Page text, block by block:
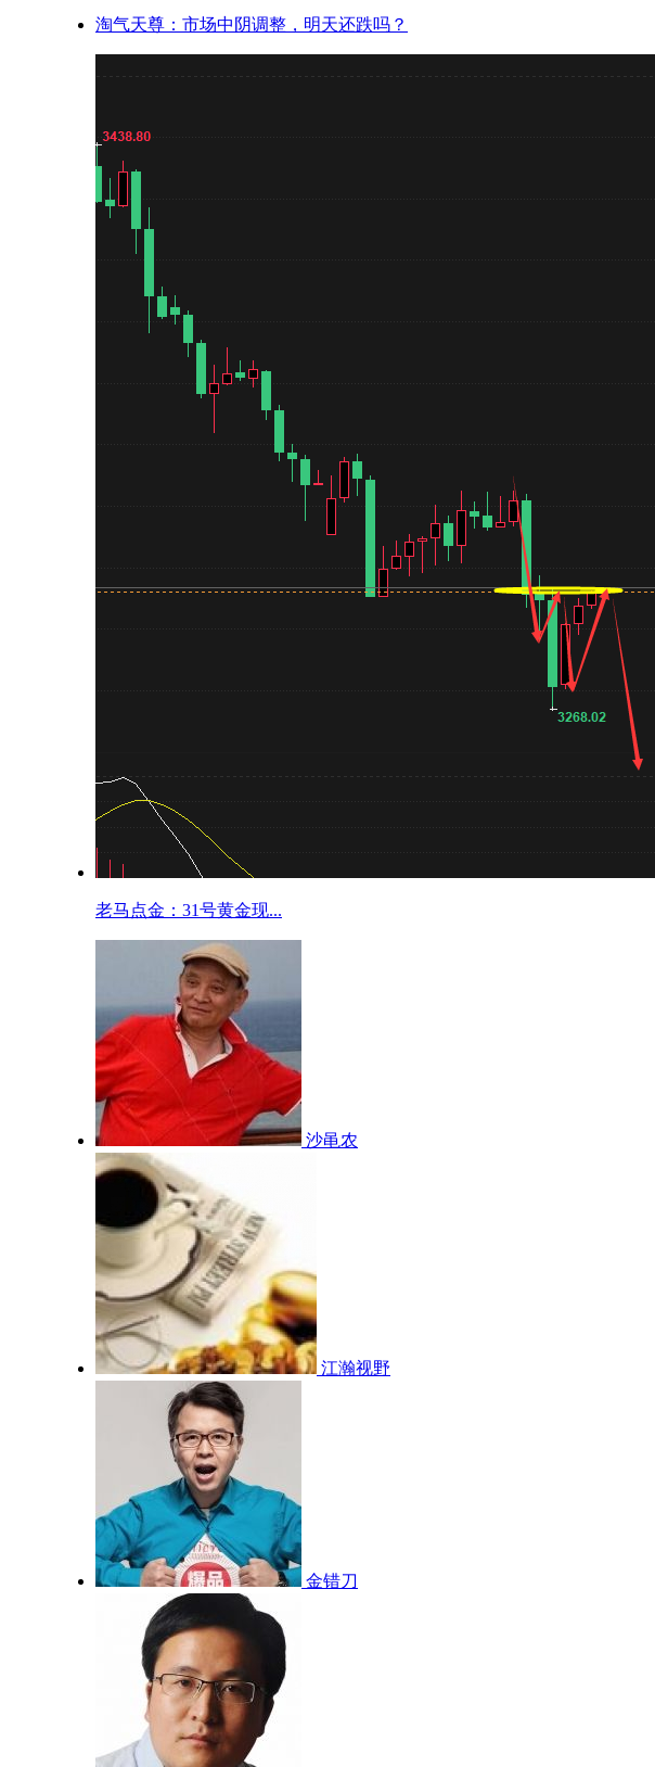
淘气天尊：市场中阴调整，明天还跌吗？
老马点金：31号黄金现...
沙黾农
江瀚视野
金错刀